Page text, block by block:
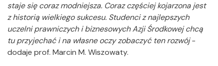
staje się coraz modniejsza. Coraz częściej kojarzona jest
z historią wielkiego sukcesu. Studenci z najlepszych
uczelni prawniczych i biznesowych Azji Środkowej chcą
tu przyjechać i na własne oczy zobaczyć ten rozwój-
dodaje prof. Marcin M. Wiszowaty.